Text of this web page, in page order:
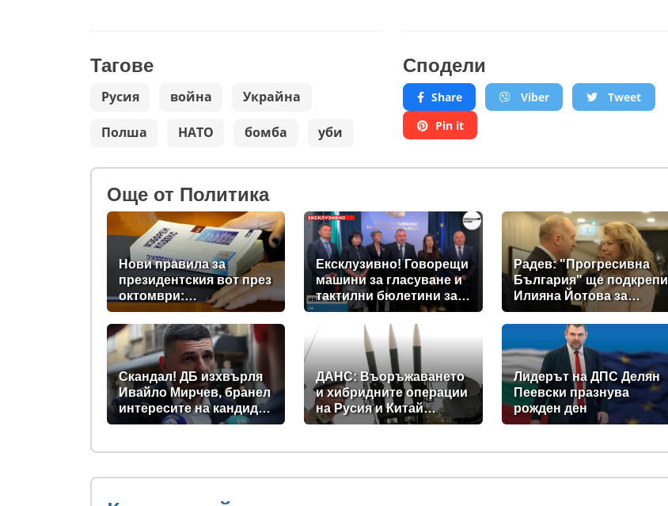
Тагове
Русия война Украйна
Полша НАТО бомба уби
Сподели
Share Viber
Tweet
Pin it
Oще от Политика
Нови правила за
президентския вот през
октомври:
Парламентът прие
промени в Изборния
кодекс
Ексклузивно! Говорещи
машини за гласуване и
тактилни бюлетини за
незрящите предвиждат
новите изборни
правила! (ВИДЕО)
Радев: "Прогресивна
България" ще подкрепи
Илияна Йотова за
президент
Скандал! ДБ изхвърля
Ивайло Мирчев, бранел
интересите на кандидат
за „Лукойл”
ДАНС: Въоръжаването
и хибридните операции
на Русия и Китай
превръщат Балканите в
Лидерът на ДПС Делян
Пеевски празнува
рожден ден